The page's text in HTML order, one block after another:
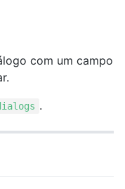
com um campo
.